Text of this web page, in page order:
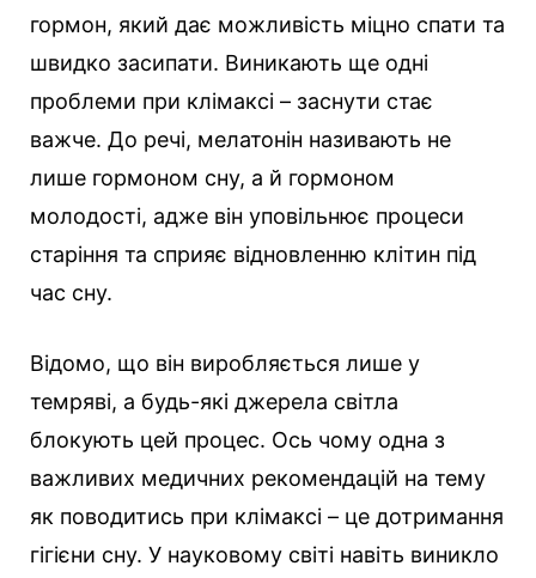
гормон, який дає можливість міцно спати та
швидко засипати. Виникають ще одні
проблеми при клімаксі – заснути стає
важче. До речі, мелатонін називають не
лише гормоном сну, а й гормоном
молодості, адже він уповільнює процеси
старіння та сприяє відновленню клітин під
час сну.
Відомо, що він виробляється лише у
темряві, а будь-які джерела світла
блокують цей процес. Ось чому одна з
важливих медичних рекомендацій на тему
як поводитись при клімаксі – це дотримання
гігієни сну. У науковому світі навіть виникло